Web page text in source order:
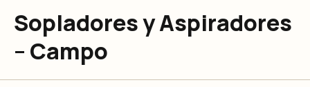
Sopladores y Aspiradores
– Campo